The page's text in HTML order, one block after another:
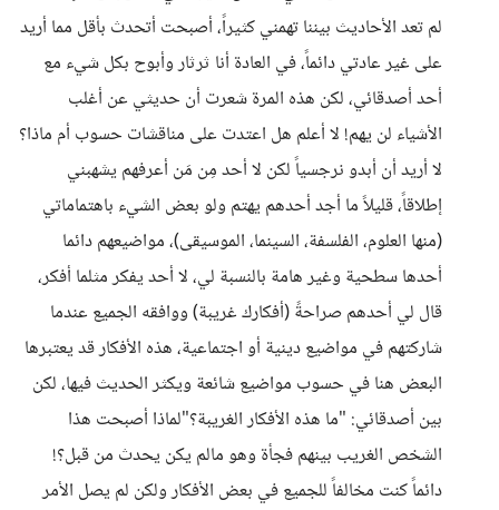
لم تعد الأحاديث بيننا تهمني كثيراً، أصبحت أتحدث بأقل مما أريد
على غير عادتي دائماً، في العادة أنا ثرثار وأبوح بكل شيء مع
أحد أصدقائي، لكن هذه المرة شعرت أن حديثي عن أغلب
الأشياء لن يهم! لا أعلم هل اعتدت على مناقشات حسوب أم ماذا؟
لا أريد أن أبدو نرجسياً لكن لا أحد مِن مَن أعرفهم يشهبني
إطلاقاً، قليلاً ما أجد أحدهم يهتم ولو بعض الشيء باهتماماتي
(منها العلوم، الفلسفة، السينما، الموسيقى)، مواضيعهم دائما
أحدها سطحية وغير هامة بالنسبة لي، لا أحد يفكر مثلما أفكر،
قال لي أحدهم صراحةً (أفكارك غريبة) ووافقه الجميع عندما
شاركتهم في مواضيع دينية أو اجتماعية، هذه الأفكار قد يعتبرها
البعض هنا في حسوب مواضيع شائعة ويكثر الحديث فيها، لكن
بين أصدقائي: "ما هذه الأفكار الغريبة؟"لماذا أصبحت هذا
الشخص الغريب بينهم فجأة وهو مالم يكن يحدث من قبل؟!
دائماً كنت مخالفاً للجميع في بعض الأفكار ولكن لم يصل الأمر